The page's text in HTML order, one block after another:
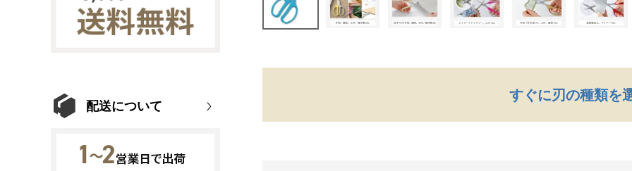
配送について
すぐに刃の種類を